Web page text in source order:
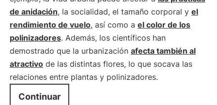
de anidación, la socialidad, el tamaño corporal y el
rendimiento de vuelo, así como a el color de los
polinizadores. Además, los científicos han
demostrado que la urbanización afecta también al
atractivo de las distintas flores, lo que socava las
relaciones entre plantas y polinizadores.
Continuar